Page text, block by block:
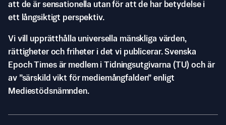
att de är sensationella utan för att de har betydelse i
ett långsiktigt perspektiv.
Vi vill upprätthålla universella mänskliga värden,
rättigheter och friheter i det vi publicerar. Svenska
Epoch Times är medlem i Tidningsutgivarna (TU) och är
av ”särskild vikt för mediemångfalden” enligt
Mediestödsnämnden.